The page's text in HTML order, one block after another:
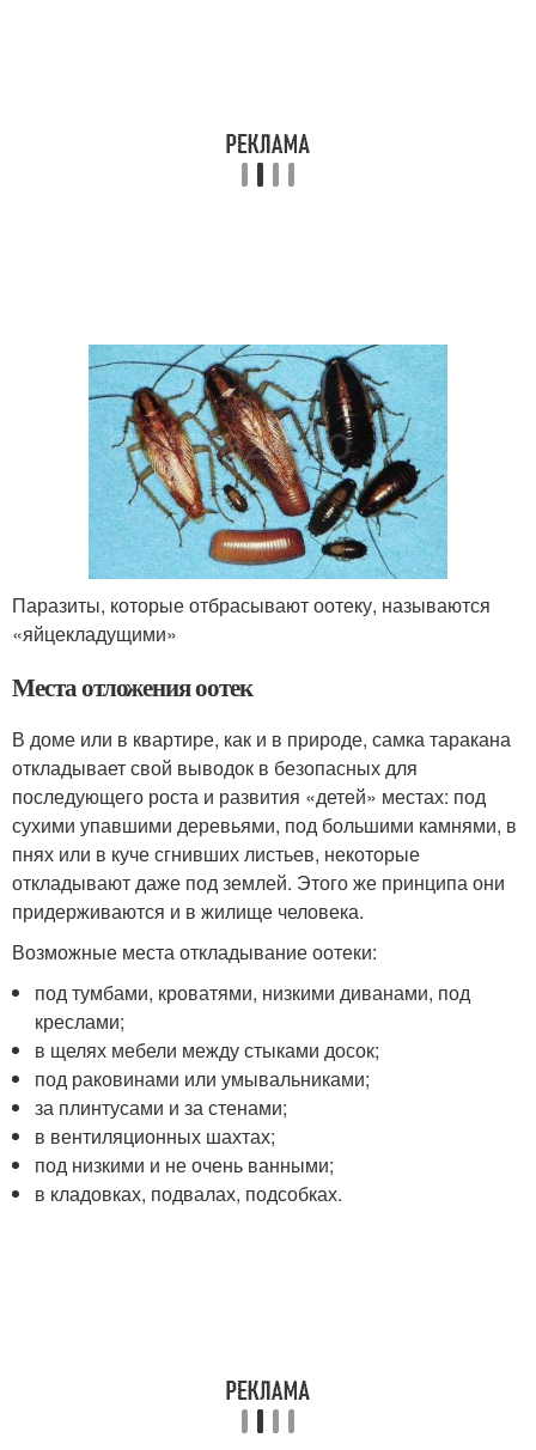
Паразиты, которые отбрасывают оотеку, называются
«яйцекладущими»
Места отложения оотек
В доме или в квартире, как и в природе, самка таракана
откладывает свой выводок в безопасных для
последующего роста и развития «детей» местах: под
сухими упавшими деревьями, под большими камнями, в
пнях или в куче сгнивших листьев, некоторые
откладывают даже под землей. Этого же принципа они
придерживаются и в жилище человека.
Возможные места откладывание оотеки:
под тумбами, кроватями, низкими диванами, под
креслами;
в щелях мебели между стыками досок;
под раковинами или умывальниками;
за плинтусами и за стенами;
в вентиляционных шахтах;
под низкими и не очень ванными;
в кладовках, подвалах, подсобках.